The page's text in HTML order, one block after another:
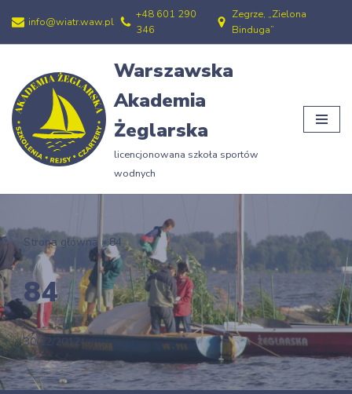
Przejdź
treści
info@wiatr.waw.pl
+48 601 290
346
Zegrze, „Zielona
Binduga”
Warszawska
Akademia
Żeglarska
licencjonowana szkoła sportów
wodnych
Strona główna »84
84
30/12/2012